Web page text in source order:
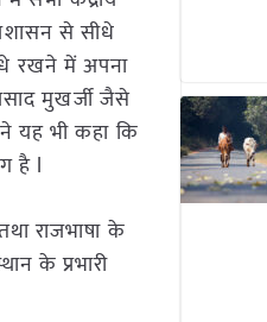
से सीधे
रखने में अपना
मुखर्जी जैसे
यह भी कहा कि
है l
राजभाषा के
के प्रभारी